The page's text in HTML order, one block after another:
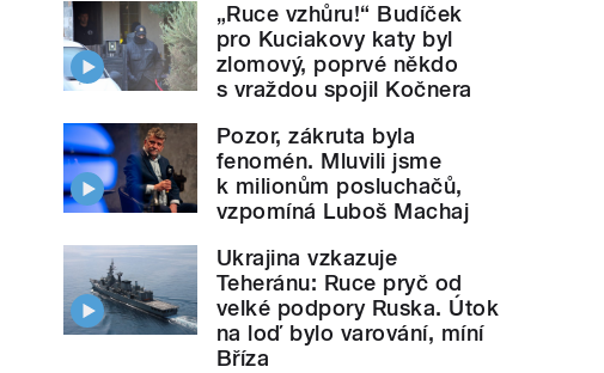
„Ruce vzhůru!“ Budíček
pro Kuciakovy katy byl
zlomový, poprvé někdo
s vraždou spojil Kočnera
Pozor, zákruta byla
fenomén. Mluvili jsme
k milionům posluchačů,
vzpomíná Luboš Machaj
Ukrajina vzkazuje
Teheránu: Ruce pryč od
velké podpory Ruska. Útok
na loď bylo varování, míní
Bříza